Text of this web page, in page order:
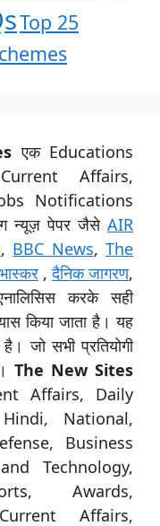
Top 25
एक Educations
Affairs,
Notifications
न्यूज़ पेपर जैसे AIR
, BBC News,The
,दैनिक जागरण,
करके सही
किया जाता है। यह
जो सभी प्रतियोगी
The New Sites
Affairs, Daily
National,
Business
Technology,
Awards,
Affairs,